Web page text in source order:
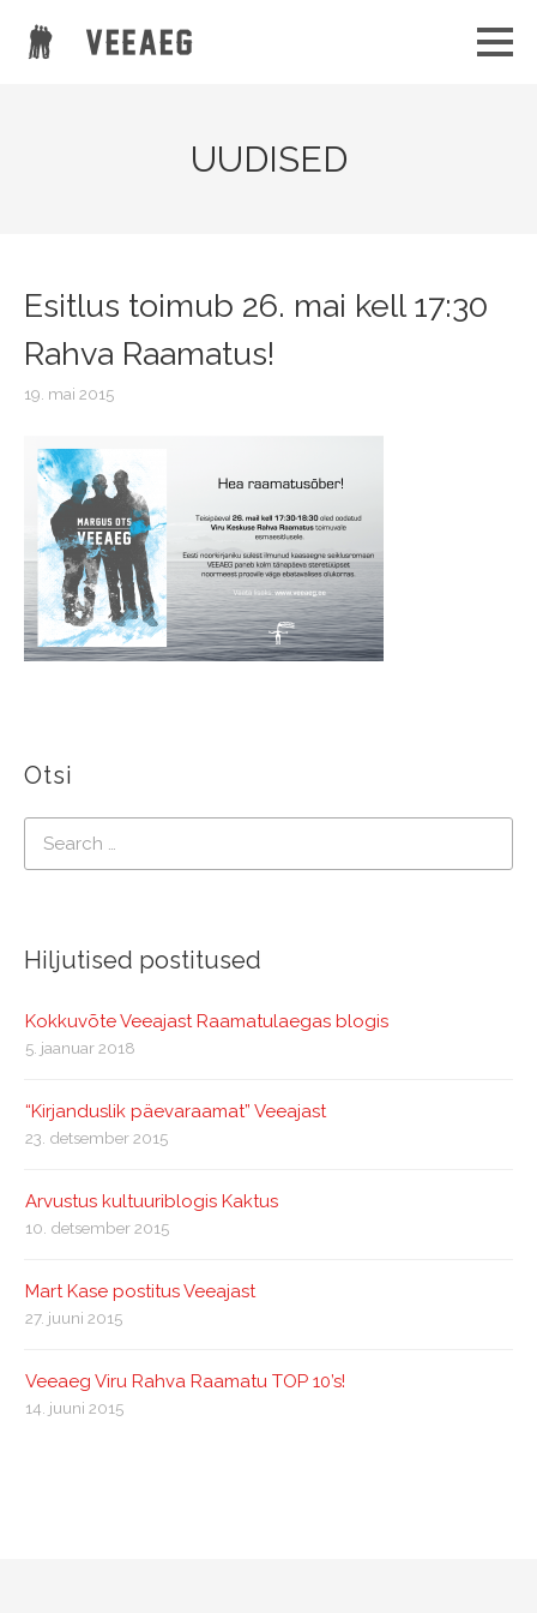
UUDISED
Esitlus toimub 26. mai kell 17:30
Rahva Raamatus!
19. mai 2015
Otsi
Hiljutised postitused
Kokkuvõte Veeajast Raamatulaegas blogis
5. jaanuar 2018
“Kirjanduslik päevaraamat” Veeajast
23. detsember 2015
Arvustus kultuuriblogis Kaktus
10. detsember 2015
Mart Kase postitus Veeajast
27. juuni 2015
Veeaeg Viru Rahva Raamatu TOP 10’s!
14. juuni 2015